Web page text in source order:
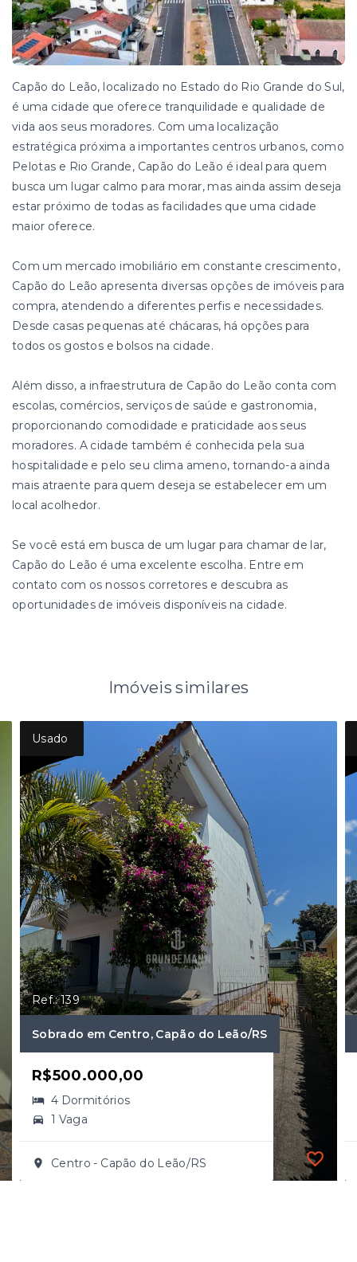
Capão do Leão, localizado no Estado do Rio Grande do Sul,
é uma cidade que oferece tranquilidade e qualidade de
vida aos seus moradores. Com uma localização
estratégica próxima a importantes centros urbanos, como
Pelotas e Rio Grande, Capão do Leão é ideal para quem
busca um lugar calmo para morar, mas ainda assim deseja
estar próximo de todas as facilidades que uma cidade
maior oferece.
Com um mercado imobiliário em constante crescimento,
Capão do Leão apresenta diversas opções de imóveis para
compra, atendendo a diferentes perfis e necessidades.
Desde casas pequenas até chácaras, há opções para
todos os gostos e bolsos na cidade.
Além disso, a infraestrutura de Capão do Leão conta com
escolas, comércios, serviços de saúde e gastronomia,
proporcionando comodidade e praticidade aos seus
moradores. A cidade também é conhecida pela sua
hospitalidade e pelo seu clima ameno, tornando-a ainda
mais atraente para quem deseja se estabelecer em um
local acolhedor.
Se você está em busca de um lugar para chamar de lar,
Capão do Leão é uma excelente escolha. Entre em
contato com os nossos corretores e descubra as
oportunidades de imóveis disponíveis na cidade.
Imóveis similares
Usado
Ref.: 139
Sobrado em Centro, Capão do Leão/RS
R$500.000,00
4 Dormitórios
1 Vaga
Centro - Capão do Leão/RS